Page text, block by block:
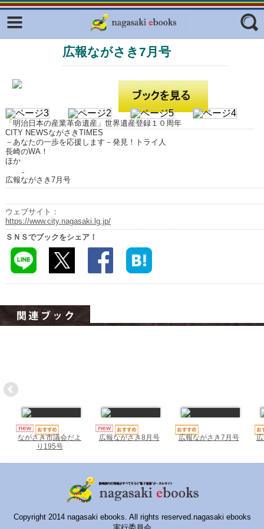
フリーワード
ジャンル
広報ながさき7月号
「明治日本の産業革命遺産」世界遺産登録１０周年
CITY NEWSながさきTIMES
－あなたの一歩を応援します－発見！トライ人
長崎のWA！
ほか
広報ながさき7月号
ウェブサイト：
https://www.city.nagasaki.lg.jp/
ＳＮＳでブックをシェア！
ながさき市議会だよ
り195号
広報ながさき8月号 広報ながさき7月号
Copyright 2014 nagasaki ebooks. All rights reserved.nagasaki ebooks
Facebook
ふくいろキラリプロジェクト
ラリー（TOKYO Brochures）
はじめてご利用される方へ
コンテンツ
明治日本の産業革命遺産
長崎と天草地方の潜伏キリシタン
関連遺産
大学・専門学校ナビ
ハイスクールナビ
いきebooks
みなみしまばらebooks
はさみebooks
ながさき市ebooks
さいかいイーブックス